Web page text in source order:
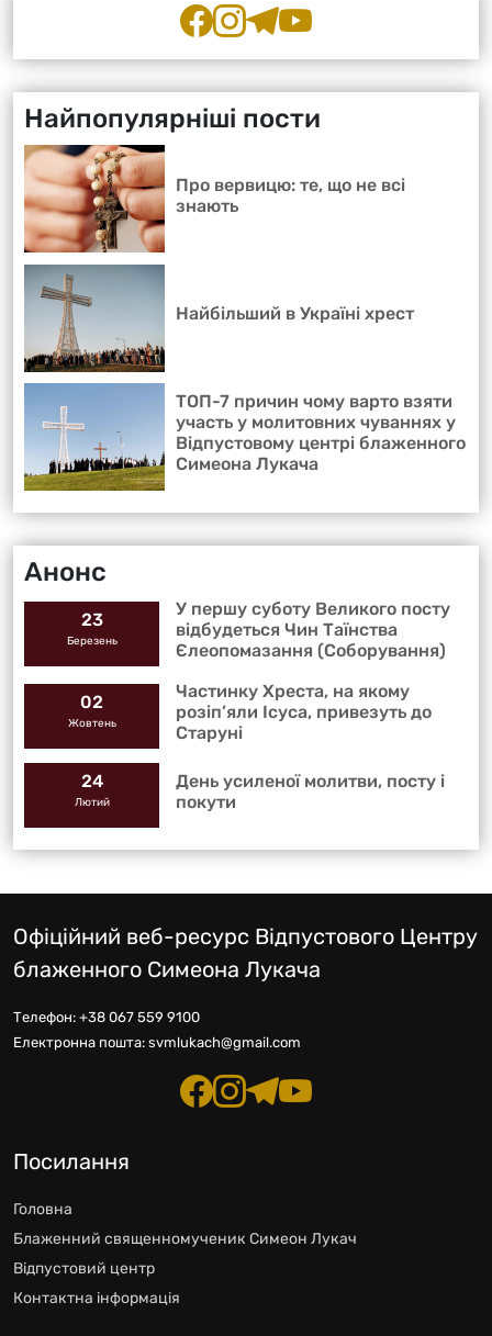
Найпопулярніші пости
Про вервицю: те, що не всі
знають
Найбільший в Україні хрест
ТОП-7 причин чому варто взяти
участь у молитовних чуваннях у
Відпустовому центрі блаженного
Симеона Лукача
Анонс
23
Березень
У першу суботу Великого посту
відбудеться Чин Таїнства
Єлеопомазання (Соборування)
02
Жовтень
Частинку Хреста, на якому
розіп’яли Ісуса, привезуть до
Старуні
24
Лютий
День усиленої молитви, посту і
покути
Офіційний веб-ресурс Відпустового Центру
блаженного Симеона Лукача
Телефон: +38 067 559 9100
Електронна пошта: svmlukach@gmail.com
Посилання
Головна
Блаженний священномученик Симеон Лукач
Відпустовий центр
Контактна інформація